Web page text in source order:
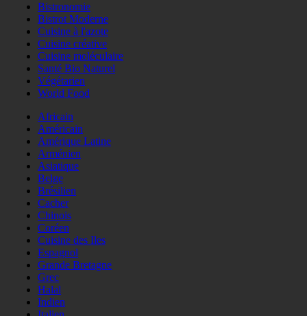
Bistronomie
Bistrot Moderne
Cuisine à l'azote
Cuisine créative
Cuisine moléculaire
Santé Bio Naturel
Végétarien
World Food
Africain
Américain
Amérique Latine
Arménien
Asiatique
Belge
Brésilien
Cacher
Chinois
Coréen
Cuisine des Iles
Espagnol
Grande Bretagne
Grec
Halal
Indien